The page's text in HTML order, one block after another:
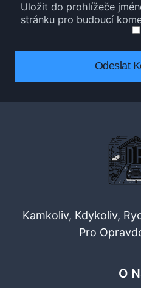
Uložit do prohlížeče
stránku pro budoucí
Kamkoliv, Kdykoliv,
Pro
O